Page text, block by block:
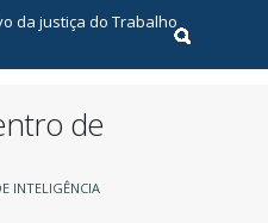
Realizar
de
INTELIGÊNCIA